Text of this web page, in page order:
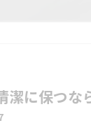
潔に保つな